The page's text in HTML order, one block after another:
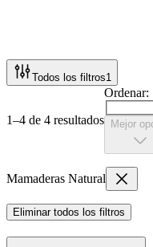
Todos los filtros1
1–4 de 4 resultados
Ordenar:
Mejor
Mamaderas Natural
Eliminar todos los filtros